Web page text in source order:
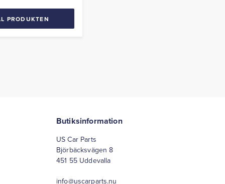
PRODUKTEN
Butiksinformation
US Car Parts
Björbäcksvägen 8
451 55 Uddevalla
info@uscarparts.nu